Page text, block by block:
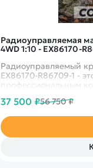
Радиоуправляемая
4WD 1:10 - EX86170-
Радиоуправляемый
EX86170-R86709-1 -
профессиональным
подготовленной
37 500 ₽56 750 ₽